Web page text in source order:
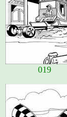
019